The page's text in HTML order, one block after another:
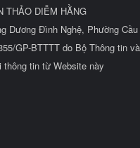
THẢO DIỄM HẰNG
Dương Đình Nghệ, Phường
GP-BTTTT do Bộ Thông tin
thông tin từ Website này